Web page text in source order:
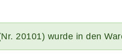
20101) wurde in den